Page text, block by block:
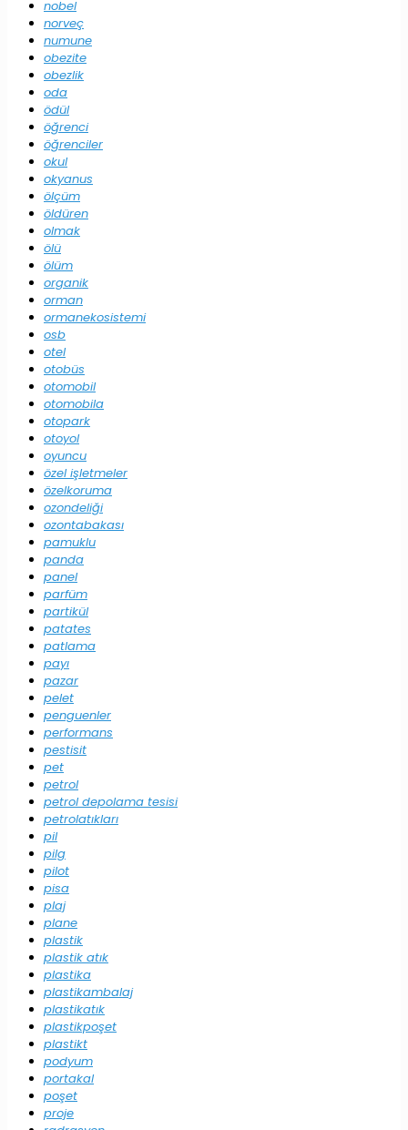
nobel
norveç
numune
obezite
obezlik
oda
ödül
öğrenci
öğrenciler
okul
okyanus
ölçüm
öldüren
olmak
ölü
ölüm
organik
orman
ormanekosistemi
osb
otel
otobüs
otomobil
otomobila
otopark
otoyol
oyuncu
özel işletmeler
özelkoruma
ozondeliği
ozontabakası
pamuklu
panda
panel
parfüm
partikül
patates
patlama
payı
pazar
pelet
penguenler
performans
pestisit
pet
petrol
petrol depolama tesisi
petrolatıkları
pil
pilg
pilot
pisa
plaj
plane
plastik
plastik atık
plastika
plastikambalaj
plastikatık
plastikpoşet
plastikt
podyum
portakal
poşet
proje